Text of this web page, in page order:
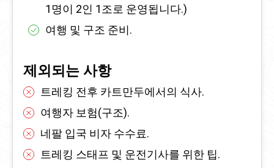
1명이 2인 1조로 운영됩니다.)
여행 및 구조 준비.
제외되는 사항
트레킹 전후 카트만두에서의 식사.
여행자 보험(구조).
네팔 입국 비자 수수료.
트레킹 스태프 및 운전기사를 위한 팁.